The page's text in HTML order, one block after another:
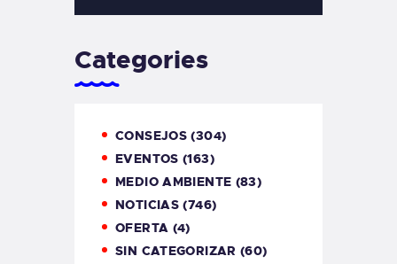
Categories
CONSEJOS (304)
EVENTOS (163)
MEDIO AMBIENTE (83)
NOTICIAS (746)
OFERTA (4)
SIN CATEGORIZAR (60)